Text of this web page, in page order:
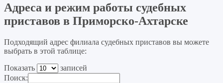
Адреса и режим работы судебных
приставов в Приморско-Ахтарске
Подходящий адрес филиала судебных приставов вы можете
выбрать в этой таблице:
Показать
записей
Поиск: